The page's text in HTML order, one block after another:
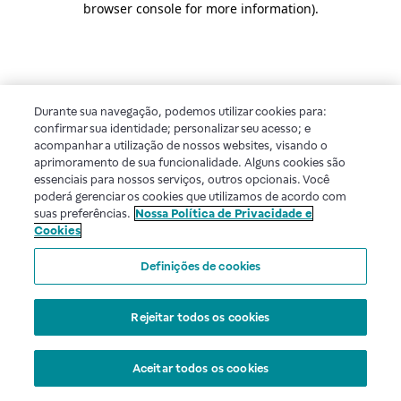
browser console for more information).
Durante sua navegação, podemos utilizar cookies para:
confirmar sua identidade; personalizar seu acesso; e
acompanhar a utilização de nossos websites, visando o
aprimoramento de sua funcionalidade. Alguns cookies são
essenciais para nossos serviços, outros opcionais. Você
poderá gerenciar os cookies que utilizamos de acordo com
suas preferências. Nossa Política de Privacidade e
Cookies
Definições de cookies
Rejeitar todos os cookies
Aceitar todos os cookies